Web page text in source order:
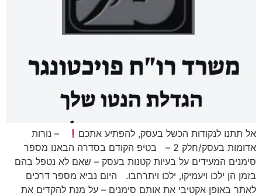
אל תתנו לנקודות הכשל בעסק, להפתיע אתכם
– נורות
אדומות בעסק/חלק 2 – בטיפ הקודם בסדרה הבאנו מספר
סימנים המעידים על בעיות קטנות בעסק – שאם לא נטפל בהם
בזמן הן ילכו ויעמיקו, ילכו ויתרחבו. היום נביא מספר דרכים
לאתר באופן אקטיבי את אותם סימנים – על מנת להקדים את